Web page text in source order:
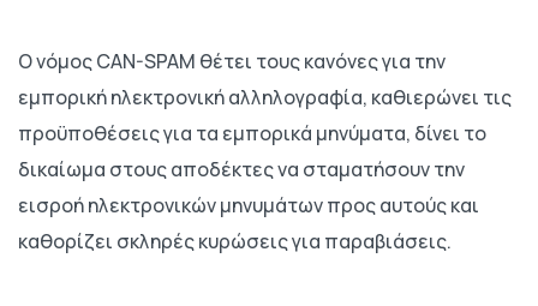
Ο νόμος CAN-SPAM θέτει τους κανόνες για την
εμπορική ηλεκτρονική αλληλογραφία, καθιερώνει τις
προϋποθέσεις για τα εμπορικά μηνύματα, δίνει το
δικαίωμα στους αποδέκτες να σταματήσουν την
εισροή ηλεκτρονικών μηνυμάτων προς αυτούς και
καθορίζει σκληρές κυρώσεις για παραβιάσεις.